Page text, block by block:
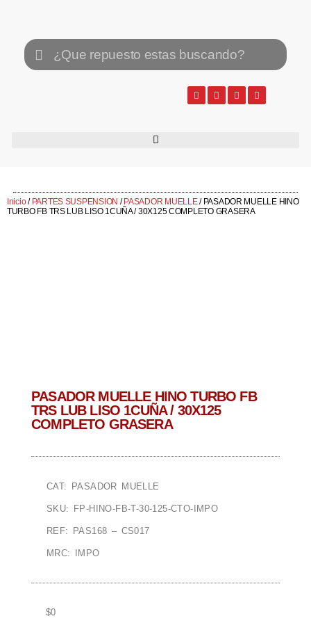
Inicio/ PARTES SUSPENSION /PASADOR MUELLE/ PASADOR MUELLE HINO
TURBO FB TRS LUB LISO 1CUÑA / 30X125 COMPLETO GRASERA
PASADOR MUELLE HINO TURBO FB
TRS LUB LISO 1CUÑA / 30X125
COMPLETO GRASERA
CAT: PASADOR MUELLE
SKU: FP-HINO-FB-T-30-125-CTO-IMPO
REF: PAS168 – CS017
MRC: IMPO
$0